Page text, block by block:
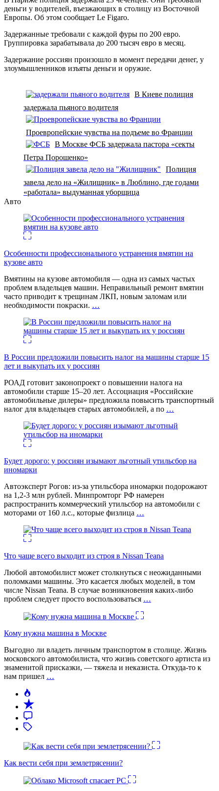
деньги у водителей, въезжающих в столицу из Восточной
Европы. Об этом сообщает Le Figaro.
Задержанные требовали с каждой фуры по 200 евро.
Группировка зарабатывала до 200 тысяч евро в месяц.
Задержание россиян произошло в момент передачи денег, у
злоумышленников изъяты деньги и оружие.
В Киеве полиция
задержала пьяного водителя
Проевропейские чувства на подъеме во Франции
В Москве ФСБ задержала пастора «секты
Петра Порошенко»
Полиция
завела дело на «Жилищник» в Люблино, где годами
«работала» выдуманная уборщица
Авто
Особенности профессионального устранения вмятин на
кузове авто
Вмятины на кузове автомобиля — одна из самых частых
проблем владельцев машин. Неправильный ремонт вмятин
часто приводит к трещинам ЛКП, новым заломам или
необходимости покраски. …
В России предложили повысить налог на машины старше 15
лет и выкупать их у россиян
РОАД готовит законопроект о повышении налога на
автомобили старше 15–20 лет. Ассоциация «Российские
автомобильные дилеры» предложила повысить транспортный
налог для владельцев старых автомобилей, а по …
Будет дорого: у россиян изымают льготный утильсбор на
иномарки
Автоэксперт Рогов: из-за утильсбора иномарки подорожают
на 1,2-3 млн рублей. Минпромторг РФ намерен
распространить коммерческий утильсбор на автомобили с
моторами от 160 л.с., которые физлица …
Что чаще всего выходит из строя в Nissan Teana
Любой автомобилист может столкнуться с неожиданными
поломками машины. Это касается любых моделей, в том
числе Nissan Teana. В случае возникновения каких-либо
проблем следует просто воспользоваться …
Кому нужна машина в Москве
Выгодно ли владеть личным транспортом в столице. Жизнь
московского автомобилиста, что жизнь советского артиста из
знаменитой присказки, — тяжела и неказиста. Откуда-то к
нам пришел …
Как вести себя при землетрясении?